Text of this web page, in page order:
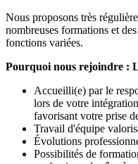
Nous proposons très
nombreuses formations et
fonctions variées.
Pourquoi nous rejoindre :
Accueilli(e) par le
lors de votre
favorisant votre prise
Travail d'équipe
Évolutions
Possibilités de